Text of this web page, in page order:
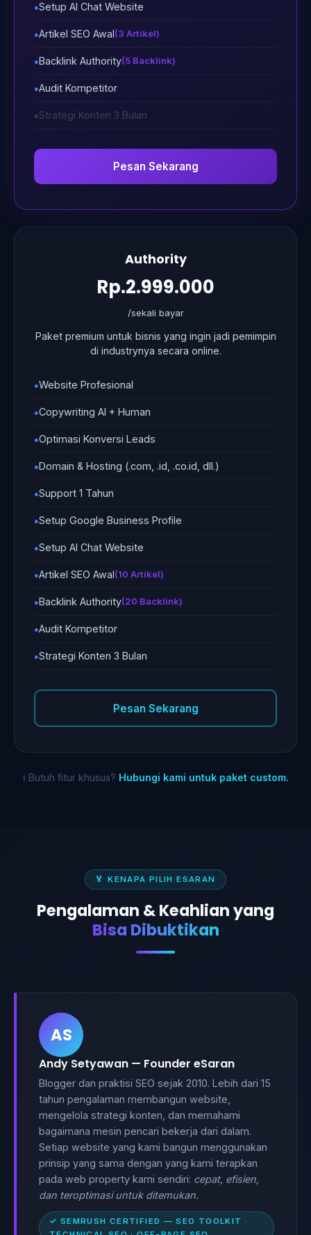
Setup AI Chat Website
Artikel SEO Awal(3 Artikel)
Backlink Authority(5 Backlink)
Audit Kompetitor
Strategi Konten 3 Bulan
Pesan Sekarang
Authority
Rp.2.999.000
/sekali bayar
Paket premium untuk bisnis yang ingin jadi pemimpin
di industrynya secara online.
Website Profesional
Copywriting AI + Human
Optimasi Konversi Leads
Domain & Hosting (.com, .id, .co.id, dll.)
Support 1 Tahun
Setup Google Business Profile
Setup AI Chat Website
Artikel SEO Awal(10 Artikel)
Backlink Authority(20 Backlink)
Audit Kompetitor
Strategi Konten 3 Bulan
Pesan Sekarang
ℹ️ Butuh fitur khusus? Hubungi kami untuk paket custom.
🏅 KENAPA PILIH ESARAN
Pengalaman & Keahlian yang
Bisa Dibuktikan
AS
Andy Setyawan — Founder eSaran
Blogger dan praktisi SEO sejak 2010. Lebih dari 15
tahun pengalaman membangun website,
mengelola strategi konten, dan memahami
bagaimana mesin pencari bekerja dari dalam.
Setiap website yang kami bangun menggunakan
prinsip yang sama dengan yang kami terapkan
pada web property kami sendiri: cepat, efisien,
dan teroptimasi untuk ditemukan.
✓ SEMRUSH CERTIFIED — SEO TOOLKIT ·